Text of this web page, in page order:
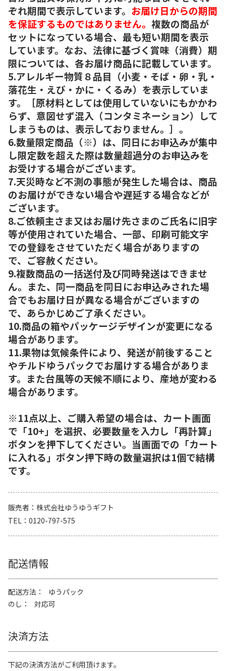
ぞれ期間で表示しています。 お届け日からの期間
を保証するものではありません。 複数の商品が
セットになっている場合、最も短い期間を表示
しています。なお、法律に基づく賞味（消費）期
限については、各お届け商品に記載しています。
5.アレルギー物質８品目（小麦・そば・卵・乳・
落花生・えび・かに・くるみ）を表示していま
す。［原材料としては使用していないにもかかわ
らず、意図せず混入（コンタミネーション）して
しまうものは、表示しておりません。］。
6.数量限定商品（※）は、同日にお申込みが集中
し限定数を超えた際は数量超過分のお申込みを
お受けする場合がございます。
7.天災時など不測の事態が発生した場合は、商品
のお届けができない場合や遅延する場合などが
ございます。
8.ご依頼主さま又はお届け先さまのご氏名に旧字
等が使用されていた場合、一部、印刷可能文字
での登録をさせていただく場合がありますの
で、ご容赦ください。
9.複数商品の一括送付及び同時発送はできませ
ん。また、同一商品を同日にお申込みされた場
合でもお届け日が異なる場合がございますの
で、あらかじめご了承ください。
10.商品の箱やパッケージデザインが変更になる
場合があります。
11.果物は気候条件により、発送が前後すること
やチルドゆうパックでお届けする場合がありま
す。また台風等の天候不順により、産地が変わる
場合があります。
※11点以上、ご購入希望の場合は、カート画面
で「10+」を選択、必要数量を入力し「再計算」
ボタンを押下してください。当画面での「カート
に入れる」ボタン押下時の数量選択は1個で結構
です。
販売者
株式会社ゆうゆうギフト
TEL
0120-797-575
配送情報
配送方法
ゆうパック
のし
対応可
決済方法
下記の決済方法がご利用頂けます。